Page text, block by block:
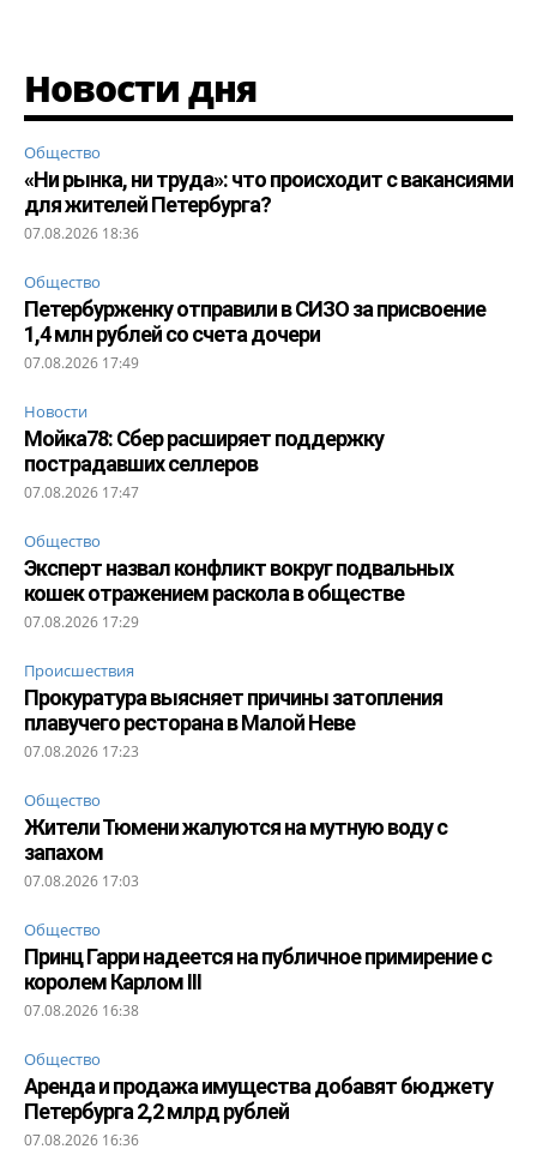
Новости дня
Общество
«Ни рынка, ни труда»: что происходит с вакансиями
для жителей Петербурга?
07.08.2026 18:36
Общество
Петербурженку отправили в СИЗО за присвоение
1,4 млн рублей со счета дочери
07.08.2026 17:49
Новости
Мойка78: Сбер расширяет поддержку
пострадавших селлеров
07.08.2026 17:47
Общество
Эксперт назвал конфликт вокруг подвальных
кошек отражением раскола в обществе
07.08.2026 17:29
Происшествия
Прокуратура выясняет причины затопления
плавучего ресторана в Малой Неве
07.08.2026 17:23
Общество
Жители Тюмени жалуются на мутную воду с
запахом
07.08.2026 17:03
Общество
Принц Гарри надеется на публичное примирение с
королем Карлом III
07.08.2026 16:38
Общество
Аренда и продажа имущества добавят бюджету
Петербурга 2,2 млрд рублей
07.08.2026 16:36